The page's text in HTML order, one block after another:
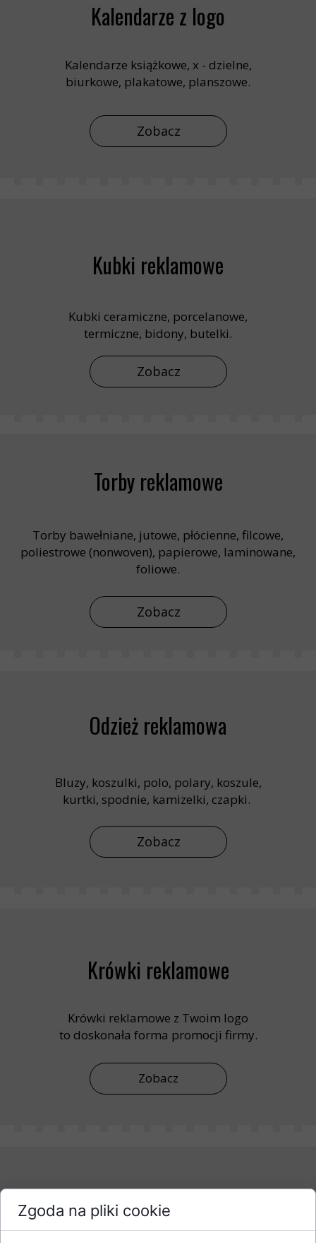
Torby reklamowe
Zobacz
Zobacz
Zobacz
Zestawy prezentowe
Krówki reklamowe z Twoim logo
to doskonała forma promocji firmy.
Krówki reklamowe
Bluzy, koszulki, polo, polary, koszule,
kurtki, spodnie, kamizelki, czapki.
Odzież reklamowa
Torby bawełniane, jutowe, płócienne, filcowe,
poliestrowe (nonwoven), papierowe, laminowane,
foliowe.
Zobacz
Zobacz
Kubki ceramiczne, porcelanowe,
termiczne, bidony, butelki.
Kubki reklamowe
Kalendarze książkowe, x - dzielne,
biurkowe, plakatowe, planszowe.
Kalendarze z logo
Zgoda na pliki cookie